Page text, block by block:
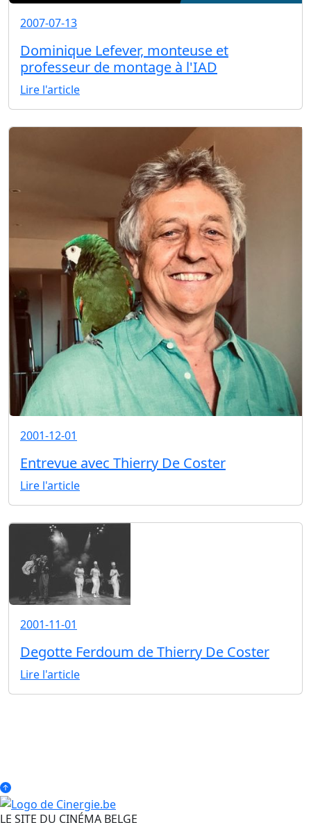
2007-07-13
Dominique Lefever, monteuse et
professeur de montage à l'IAD
Lire l'article
2001-12-01
Entrevue avec Thierry De Coster
Lire l'article
2001-11-01
Degotte Ferdoum de Thierry De Coster
Lire l'article
LE SITE DU CINÉMA BELGE